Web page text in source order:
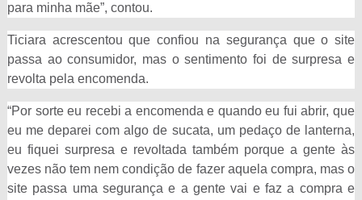
para minha mãe”, contou.
Ticiara acrescentou que confiou na segurança que o site
passa ao consumidor, mas o sentimento foi de surpresa e
revolta pela encomenda.
“Por sorte eu recebi a encomenda e quando eu fui abrir, que
eu me deparei com algo de sucata, um pedaço de lanterna,
eu fiquei surpresa e revoltada também porque a gente às
vezes não tem nem condição de fazer aquela compra, mas o
site passa uma segurança e a gente vai e faz a compra e